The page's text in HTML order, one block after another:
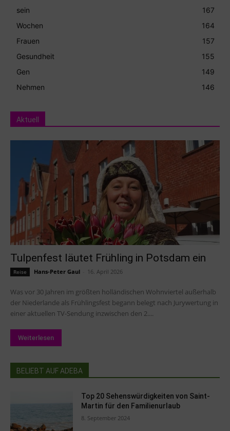
sein
167
Wochen
164
Frauen
157
Gesundheit
155
Gen
149
Nehmen
146
Aktuell
Tulpenfest läutet Frühling in Potsdam ein
Reise Hans-Peter Gaul 16. April 2026
Was vor 30 Jahren im größten holländischen Wohnviertel außerhalb
der Niederlande als Frühlingsfest begann belegt nach Jurywertung in
einer aktuellen TV-Sendung inzwischen den 2....
Weiterlesen
BELIEBT AUF ADEBA
Top 20 Sehenswürdigkeiten von Saint-
Martin für den Familienurlaub
8. September 2024